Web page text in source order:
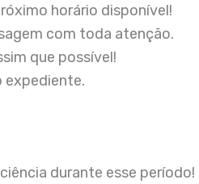
horário disponível!
com toda atenção.
que possível!
expediente.
durante esse período!